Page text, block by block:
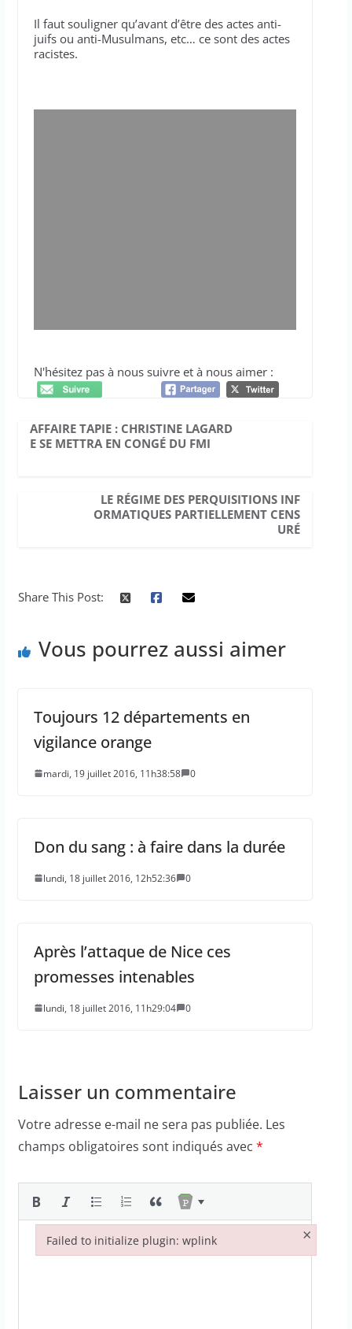
Il faut souligner qu’avant d’être des actes anti-
juifs ou anti-Musulmans, etc… ce sont des actes
racistes.
N'hésitez pas à nous suivre et à nous aimer :
AFFAIRE TAPIE : CHRISTINE LAGARD
E SE METTRA EN CONGÉ DU FMI
LE RÉGIME DES PERQUISITIONS INF
ORMATIQUES PARTIELLEMENT CENS
URÉ
Share This Post:
Vous pourrez aussi aimer
Toujours 12 départements en
vigilance orange
mardi, 19 juillet 2016, 11h38:58 0
Don du sang : à faire dans la durée
lundi, 18 juillet 2016, 12h52:36 0
Après l’attaque de Nice ces
promesses intenables
lundi, 18 juillet 2016, 11h29:04 0
Laisser un commentaire
Votre adresse e-mail ne sera pas publiée. Les
champs obligatoires sont indiqués avec *
Failed to initialize plugin: wplink ×
Failed to initialize plugin: wplink